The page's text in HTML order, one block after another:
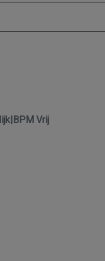
Vrij